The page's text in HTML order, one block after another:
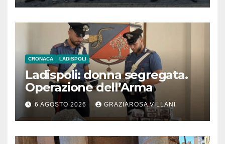
CRONACA LADISPOLI
Ladispoli: donna segregata.
Operazione dell’Arma
6 AGOSTO 2026 GRAZIAROSA VILLANI